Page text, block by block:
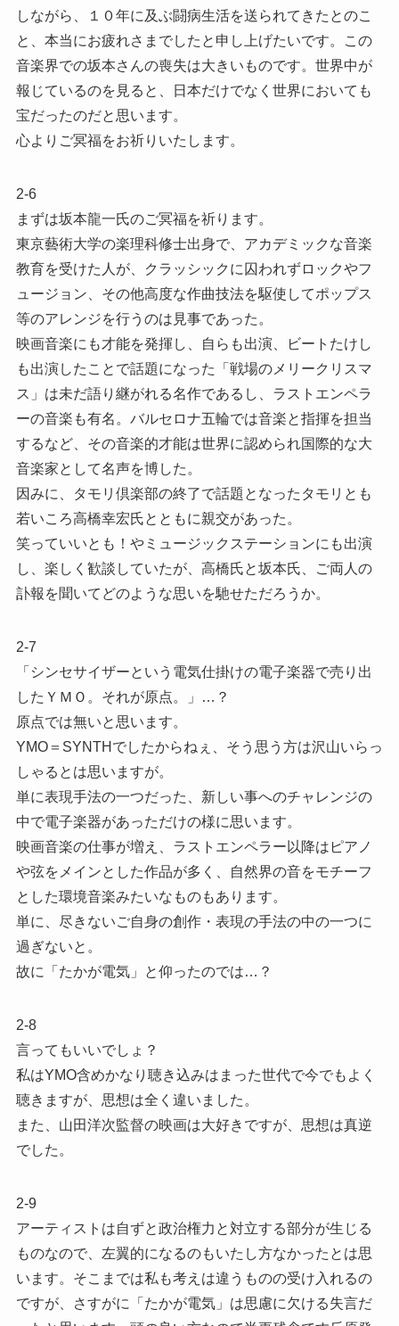
しながら、１０年に及ぶ闘病生活を送られてきたとのこ
と、本当にお疲れさまでしたと申し上げたいです。この
音楽界での坂本さんの喪失は大きいものです。世界中が
報じているのを見ると、日本だけでなく世界においても
宝だったのだと思います。
心よりご冥福をお祈りいたします。
2-6
まずは坂本龍一氏のご冥福を祈ります。
東京藝術大学の楽理科修士出身で、アカデミックな音楽
教育を受けた人が、クラッシックに囚われずロックやフ
ュージョン、その他高度な作曲技法を駆使してポップス
等のアレンジを行うのは見事であった。
映画音楽にも才能を発揮し、自らも出演、ビートたけし
も出演したことで話題になった「戦場のメリークリスマ
ス」は未だ語り継がれる名作であるし、ラストエンペラ
ーの音楽も有名。バルセロナ五輪では音楽と指揮を担当
するなど、その音楽的才能は世界に認められ国際的な大
音楽家として名声を博した。
因みに、タモリ倶楽部の終了で話題となったタモリとも
若いころ高橋幸宏氏とともに親交があった。
笑っていいとも！やミュージックステーションにも出演
し、楽しく歓談していたが、高橋氏と坂本氏、ご両人の
訃報を聞いてどのような思いを馳せただろうか。
2-7
「シンセサイザーという電気仕掛けの電子楽器で売り出
したＹＭＯ。それが原点。」…？
原点では無いと思います。
YMO＝SYNTHでしたからねぇ、そう思う方は沢山いらっ
しゃるとは思いますが。
単に表現手法の一つだった、新しい事へのチャレンジの
中で電子楽器があっただけの様に思います。
映画音楽の仕事が増え、ラストエンペラー以降はピアノ
や弦をメインとした作品が多く、自然界の音をモチーフ
とした環境音楽みたいなものもあります。
単に、尽きないご自身の創作・表現の手法の中の一つに
過ぎないと。
故に「たかが電気」と仰ったのでは…？
2-8
言ってもいいでしょ？
私はYMO含めかなり聴き込みはまった世代で今でもよく
聴きますが、思想は全く違いました。
また、山田洋次監督の映画は大好きですが、思想は真逆
でした。
2-9
アーティストは自ずと政治権力と対立する部分が生じる
ものなので、左翼的になるのもいたし方なかったとは思
います。そこまでは私も考えは違うものの受け入れるの
ですが、さすがに「たかが電気」は思慮に欠ける失言だ